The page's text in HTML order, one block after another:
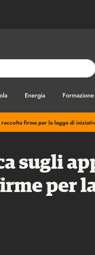
Energia Formazione
firme per la legge di
sugli
per